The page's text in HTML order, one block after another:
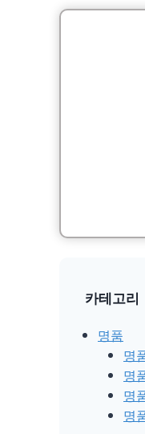
카테고리
명품
명
명
명
명